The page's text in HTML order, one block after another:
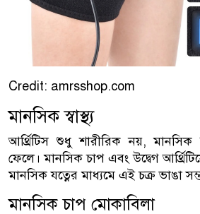
Credit: amrsshop.com
মানসিক স্বাস্থ্য
আর্থ্রিটিস শুধু শারীরিক নয়, মানসিক
ফেলে। মানসিক চাপ এবং উদ্বেগ
মানসিক যত্নের মাধ্যমে এই চক্র ভাঙা
মানসিক চাপ মোকাবিলা